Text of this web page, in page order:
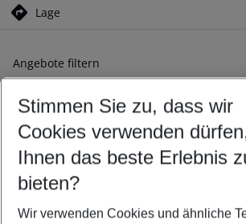
Lage
Angebote filtern
Ändern Sie Ihre Kriterien nach Ihren
Abflughafen wählen
Beliebiger Abflughafen
Reisezeitraum wählen
09.08.26– 07.08.27 5-8 Nächte
2 Erwachsene Keine Kinder
Stimmen Sie zu, dass wir
Cookies verwenden
Ihnen das beste Erlebnis
bieten?
Wir verwenden Cookies und ähnliche